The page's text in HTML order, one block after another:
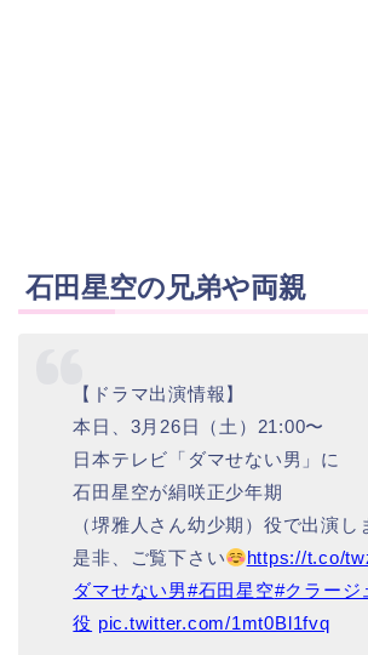
石田星空の兄弟や両親
【ドラマ出演情報】
本日、3月26日（土）21:00〜
日本テレビ「ダマせない男」に
石田星空が絹咲正少年期
（堺雅人さん幼少期）役で出演し
是非、ご覧下さい
https://t.co/
ダマせない男#石田星空#クラージ
役 pic.twitter.com/1mt0Bl1fvq